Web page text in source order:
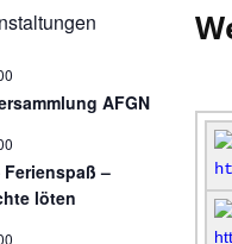
AFGN
–
löten